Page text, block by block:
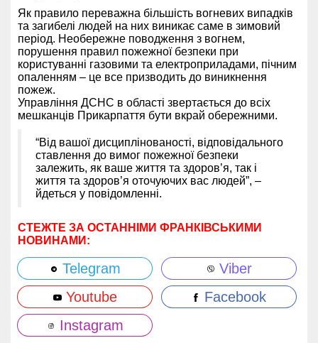
Як правило переважна більшість вогневих випадків
та загибелі людей на них виникає саме в зимовий
період. Необережне поводження з вогнем,
порушення правил пожежної безпеки при
користуванні газовими та електроприладами, пічним
опаленням – це все призводить до виникнення
пожеж.
Управління ДСНС в області звертається до всіх
мешканців Прикарпаття бути вкрай обережними.
“Від вашої дисциплінованості, відповідального
ставлення до вимог пожежної безпеки
залежить, як ваше життя та здоров’я, так і
життя та здоров’я оточуючих вас людей”, –
йдеться у повідомленні.
СТЕЖТЕ ЗА ОСТАННІМИ ФРАНКІВСЬКИМИ
НОВИНАМИ:
Telegram
Viber
Youtube
Facebook
Instagram